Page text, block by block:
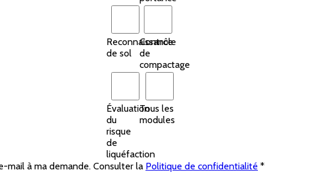
Reconnaissance
de sol
Contrôle
de
compactage
Évaluation
du
risque
de
liquéfaction
Tous les
modules
mail à ma demande. Consulter la Politique de confidentialité *